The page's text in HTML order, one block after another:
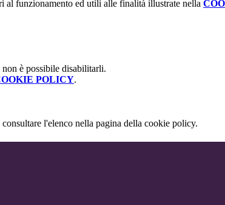
al funzionamento ed utili alle finalità illustrate nella
è possibile disabilitarli.
POLICY.
l'elenco nella pagina della cookie policy.